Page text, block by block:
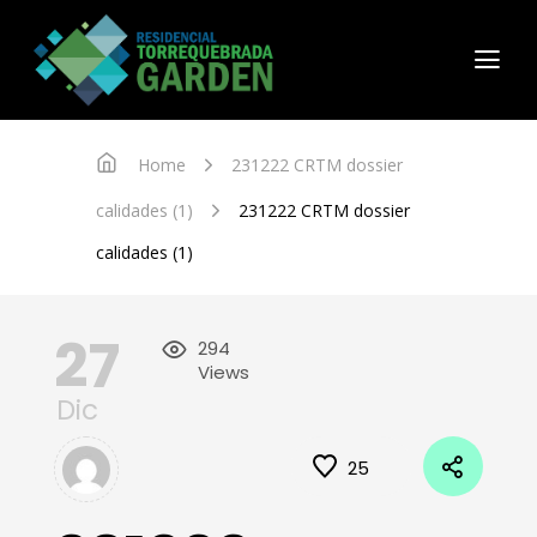
Home
231222 CRTM dossier
calidades (1)
231222 CRTM dossier
calidades (1)
27
Dic
294
Views
25